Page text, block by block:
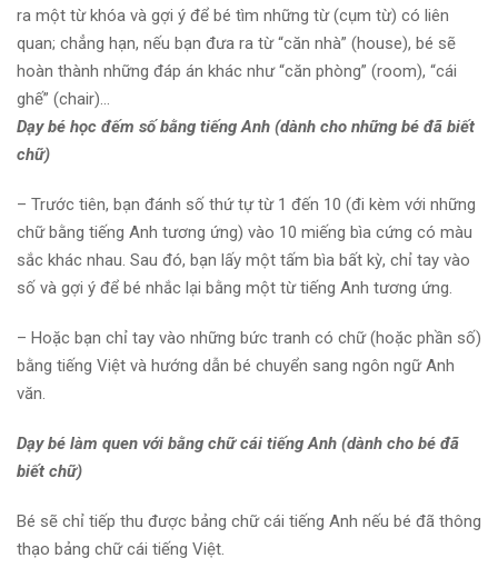
ra một từ khóa và gợi ý để bé tìm những từ (cụm từ) có liên
quan; chẳng hạn, nếu bạn đưa ra từ “căn nhà” (house), bé sẽ
hoàn thành những đáp án khác như “căn phòng” (room), “cái
ghế” (chair)…
Dạy bé học đếm số bằng tiếng Anh (dành cho những bé đã biết
chữ)
– Trước tiên, bạn đánh số thứ tự từ 1 đến 10 (đi kèm với những
chữ bằng tiếng Anh tương ứng) vào 10 miếng bìa cứng có màu
sắc khác nhau. Sau đó, bạn lấy một tấm bìa bất kỳ, chỉ tay vào
số và gợi ý để bé nhắc lại bằng một từ tiếng Anh tương ứng.
– Hoặc bạn chỉ tay vào những bức tranh có chữ (hoặc phần số)
bằng tiếng Việt và hướng dẫn bé chuyển sang ngôn ngữ Anh
văn.
Dạy bé làm quen với bằng chữ cái tiếng Anh (dành cho bé đã
biết chữ)
Bé sẽ chỉ tiếp thu được bảng chữ cái tiếng Anh nếu bé đã thông
thạo bảng chữ cái tiếng Việt.